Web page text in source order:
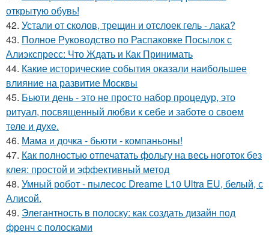
открытую обувь!
42. Устали от сколов, трещин и отслоек гель - лака?
43. Полное Руководство по Распаковке Посылок с
Алиэкспресс: Что Ждать и Как Принимать
44. Какие исторические события оказали наибольшее
влияние на развитие Москвы
45. Бьюти день - это не просто набор процедур, это
ритуал, посвященный любви к себе и заботе о своем
теле и духе.
46. Мама и дочка - бьюти - компаньоны!
47. Как полностью отпечатать фольгу на весь ноготок без
клея: простой и эффективный метод
48. Умный робот - пылесос Dreame L10 Ultra EU, белый, с
Алисой.
49. Элегантность в полоску: как создать дизайн под
френч с полосками